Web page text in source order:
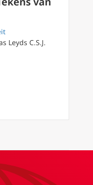
Leyds C.S.J.
(8) Tekens van